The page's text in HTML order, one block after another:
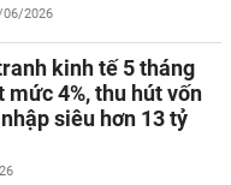
06/2026
kinh tế 5 tháng
4%, thu hút vốn
siêu hơn 13 tỷ